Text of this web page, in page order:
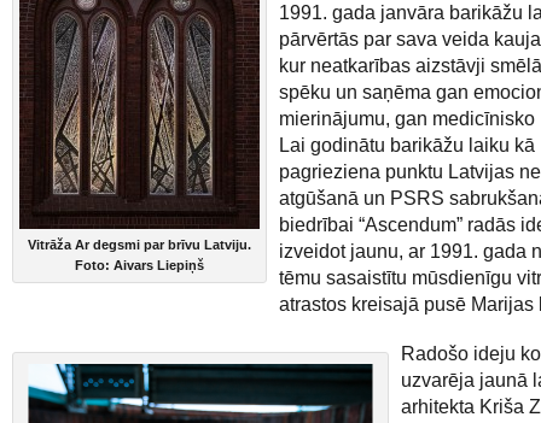
Vitrāža Ar degsmi par brīvu Latviju.
Foto: Aivars Liepiņš
1991. gada janvāra barikāžu
pārvērtās par sava veida
kur neatkarības aizstāvji
spēku un saņēma gan
mierinājumu, gan
Lai godinātu barikāžu laiku kā
pagrieziena punktu Latvijas
atgūšanā un PSRS
biedrībai “Ascendum” radās
izveidot jaunu, ar 1991. gada
tēmu sasaistītu mūsdienīgu
atrastos kreisajā pusē Marijas
Radošo ideju
uzvarēja jaunā
arhitekta Kriša